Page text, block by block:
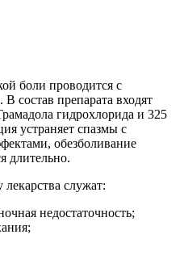
боли проводится с
состав препарата входят
гидрохлорида и 325
устраняет спазмы с
обезболивание
длительно.
служат:
недостаточность;